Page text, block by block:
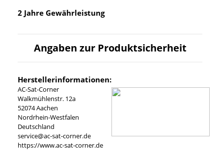
2 Jahre Gewährleistung
Angaben zur Produktsicherheit
Herstellerinformationen:
AC-Sat-Corner
Walkmühlenstr. 12a
52074 Aachen
Nordrhein-Westfalen
Deutschland
service@ac-sat-corner.de
https://www.ac-sat-corner.de